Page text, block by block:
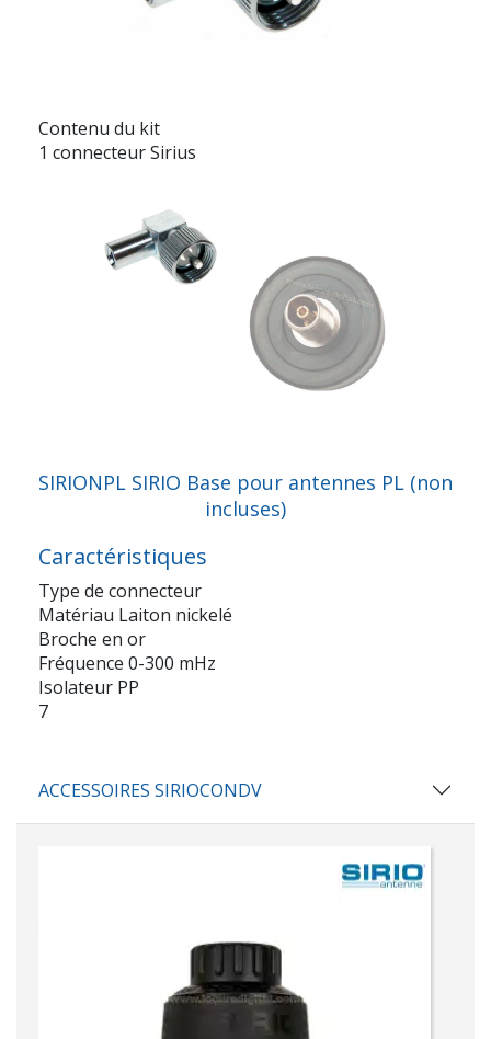
Contenu du kit
1 connecteur Sirius
SIRIONPL SIRIO Base pour antennes PL (non
incluses)
Caractéristiques
Type de connecteur
Matériau Laiton nickelé
Broche en or
Fréquence 0-300 mHz
Isolateur PP
7
ACCESSOIRES SIRIOCONDV